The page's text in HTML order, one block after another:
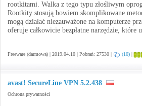
rootkitami. Walka z tego typu złośliwym
Rootkity stosują bowiem skomplikowane
mogą działać niezauważone na komputerze
oferuje całkowicie bezpłatne narzędzie, które
Freeware (darmowa) | 2019.04.10 | Pobrań: 27530 | (10) |
avast! SecureLine VPN 5.2.438
Ochrona prywatności